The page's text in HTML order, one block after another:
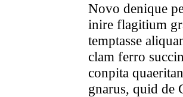
Novo denique
inire flagitium
temptasse
clam ferro
conpita
gnarus, quid de